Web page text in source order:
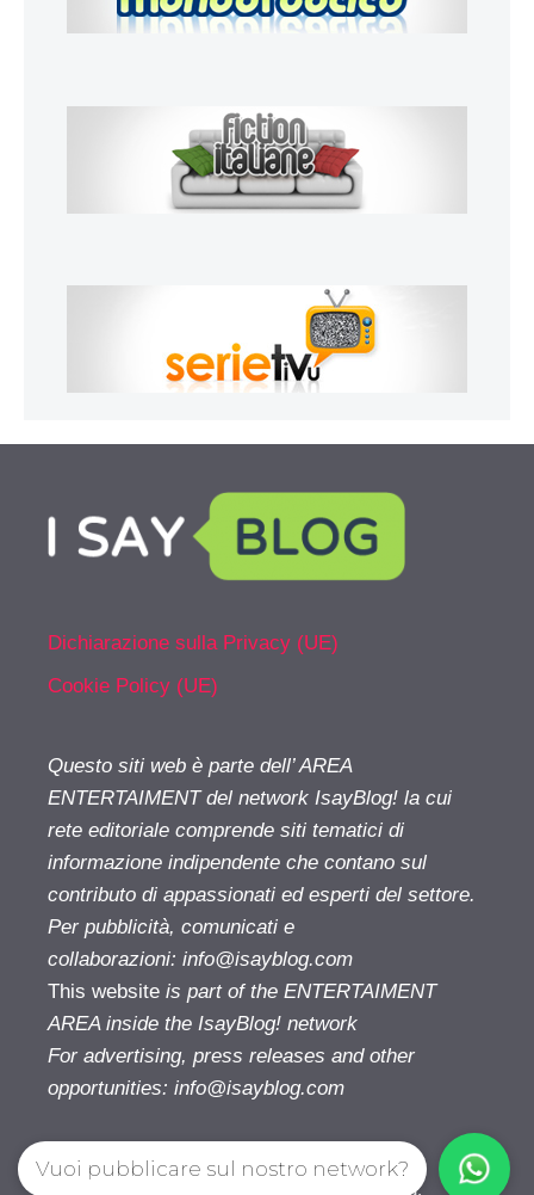
Dichiarazione sulla Privacy (UE)
Cookie Policy (UE)
Questo siti web è parte dell’ AREA
ENTERTAIMENT del network IsayBlog! la cui
rete editoriale comprende siti tematici di
informazione indipendente che contano sul
contributo di appassionati ed esperti del settore.
Per pubblicità, comunicati e
collaborazioni: info@isayblog.com
This website is part of the ENTERTAIMENT
AREA inside the IsayBlog! network
For advertising, press releases and other
opportunities: info@isayblog.com
Cinetivu.com© 2026. All right reserverd.
Vuoi pubblicare sul nostro network?